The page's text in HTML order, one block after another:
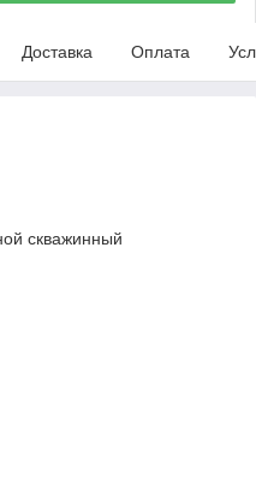
Доставка Оплата
скважинный